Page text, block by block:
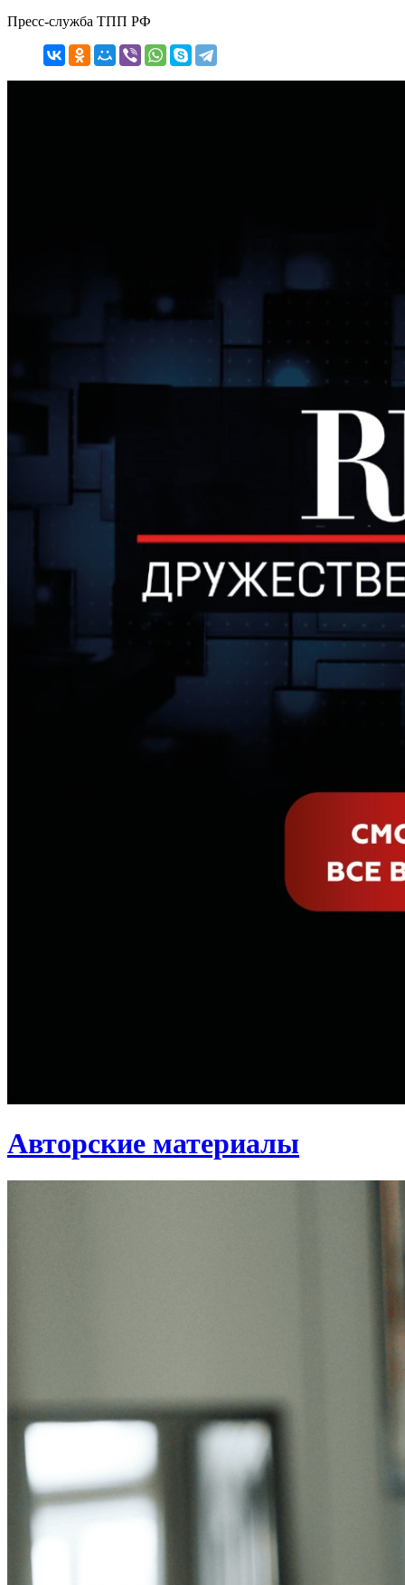
Пресс-служба ТПП РФ
Авторские материалы